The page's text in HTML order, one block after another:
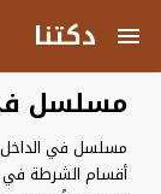
دكتنا
مسلسل
مسلسل في الداخل
أقسام الشرطة